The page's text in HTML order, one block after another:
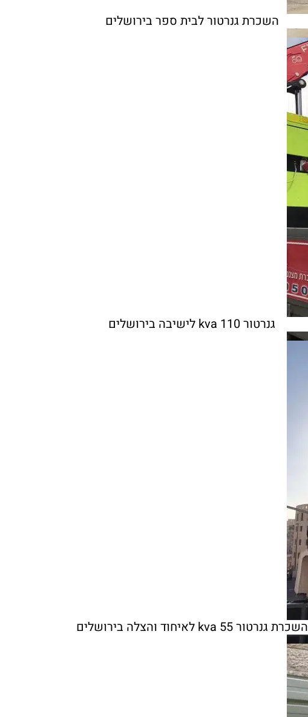
השכרת גנרטור לבית ספר בירושלים
גנרטור 110 kva לישיבה בירושלים
השכרת גנרטור 55 kva לאיחוד והצלה בירושלים